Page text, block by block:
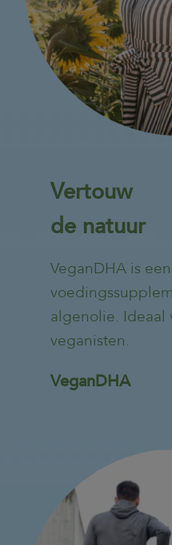
Vertouw
de natuur
VeganDHA is
algenolie. Ideaal
veganisten.
VeganDHA